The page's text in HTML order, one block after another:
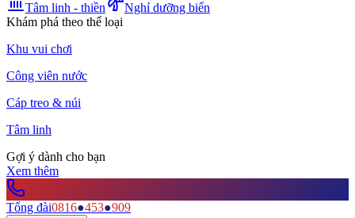
Tâm linh - thiền
Nghỉ dưỡng biển
Khám phá theo thể loại
Khu vui chơi
Công viên nước
Cáp treo & núi
Tâm linh
Gợi ý dành cho bạn
Xem thêm
Tổng đài0816●453●909